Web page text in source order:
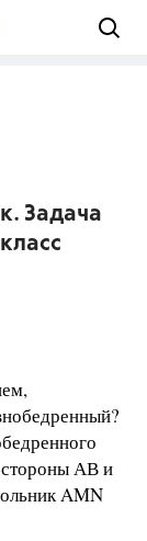
Задача
стороны АВ и
AMN